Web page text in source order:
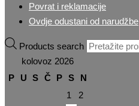
Povrat i reklamacije
Ovdje odustani od narudžbe
Products search
kolovoz 2026
P
U S Č P S
N
1
2